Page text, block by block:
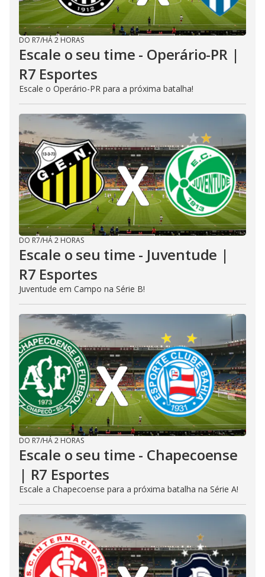
DO R7/HÁ 2 HORAS
Escale o seu time - Operário-PR |
R7 Esportes
Escale o Operário-PR para a próxima batalha!
DO R7/HÁ 2 HORAS
Escale o seu time - Juventude |
R7 Esportes
Juventude em Campo na Série B!
DO R7/HÁ 2 HORAS
Escale o seu time - Chapecoense
| R7 Esportes
Escale a Chapecoense para a próxima batalha na Série A!